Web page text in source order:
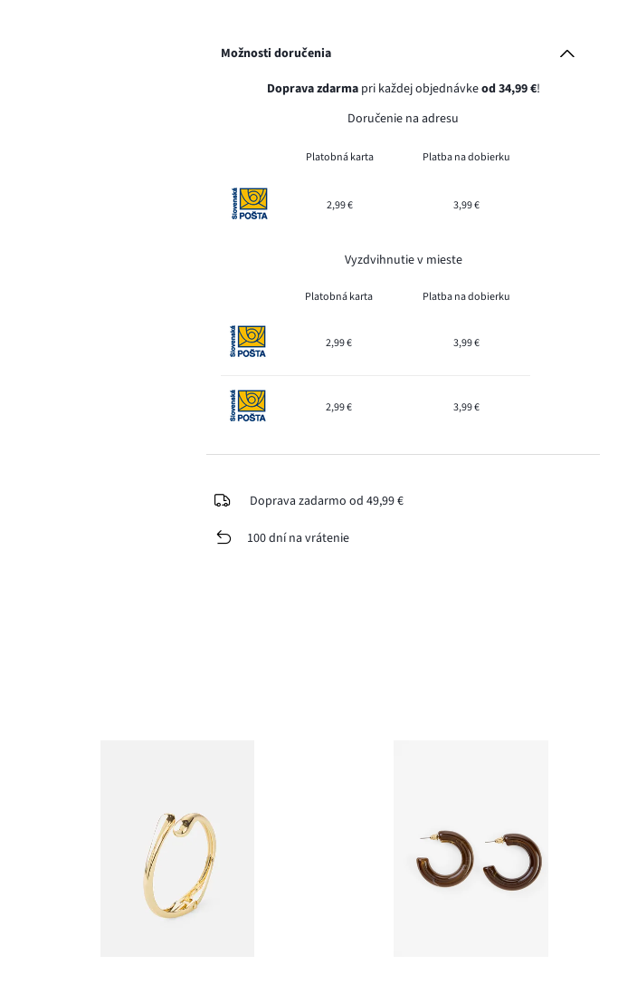
Možnosti doručenia
Doprava zdarmapri každej objednávkeod 34,99 €!
Doručenie na adresu
Platobná karta Platba na dobierku
2,99 € 3,99 €
Vyzdvihnutie v mieste
Platobná karta Platba na dobierku
2,99 € 3,99 €
2,99 € 3,99 €
Doprava zadarmo od 49,99 €
100 dní na vrátenie